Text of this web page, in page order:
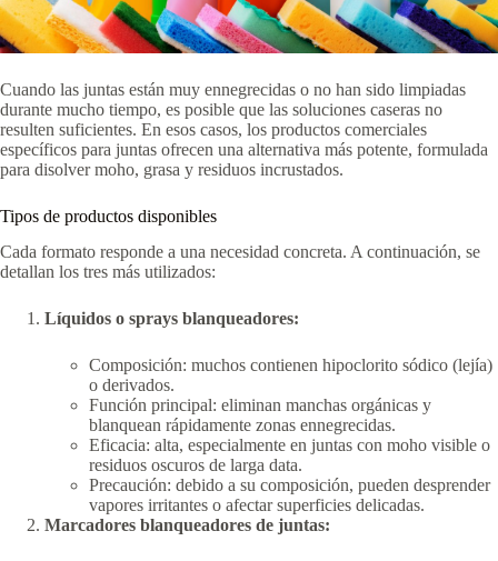
Cuando las juntas están muy ennegrecidas o no han sido limpiadas
durante mucho tiempo, es posible que las soluciones caseras no
resulten suficientes. En esos casos, los productos comerciales
específicos para juntas ofrecen una alternativa más potente, formulada
para disolver moho, grasa y residuos incrustados.
Tipos de productos disponibles
Cada formato responde a una necesidad concreta. A continuación, se
detallan los tres más utilizados:
Líquidos o sprays blanqueadores:
Composición: muchos contienen hipoclorito sódico (lejía)
o derivados.
Función principal: eliminan manchas orgánicas y
blanquean rápidamente zonas ennegrecidas.
Eficacia: alta, especialmente en juntas con moho visible o
residuos oscuros de larga data.
Precaución: debido a su composición, pueden desprender
vapores irritantes o afectar superficies delicadas.
Marcadores blanqueadores de juntas: